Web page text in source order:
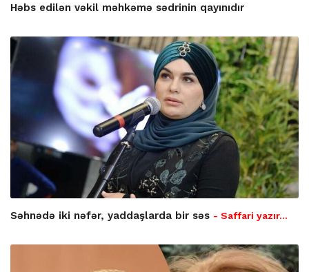
Həbs edilən vəkil məhkəmə sədrinin qayınıdır
Səhnədə iki nəfər, yaddaşlarda bir səs - Saffari yazır…